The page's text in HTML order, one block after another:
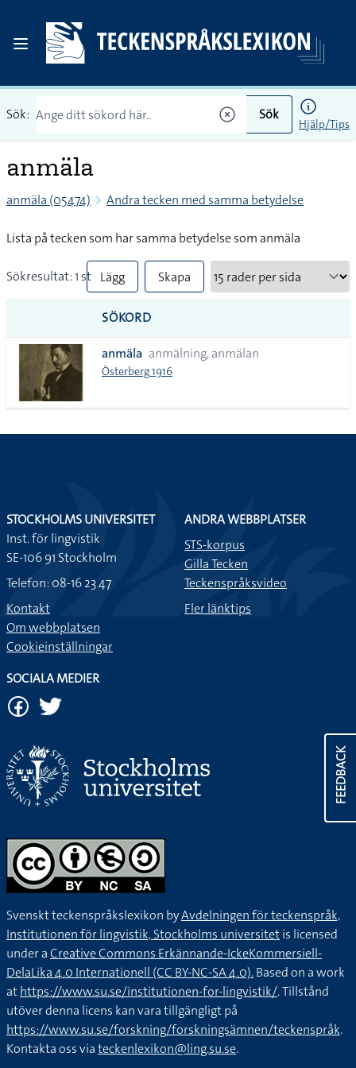
Sök: Sök
Hjälp/Tips
anmäla
anmäla (05474) Andra tecken med samma betydelse
Lista på tecken som har samma betydelse som anmäla
Sökresultat: 1 st Lägg
till
alla i
lista
Skapa
SÖKORD
anmäla anmälning, anmälan
Österberg 1916
FEEDBACK
STOCKHOLMS UNIVERSITET
Inst. för lingvistik
SE-106 91 Stockholm
Telefon: 08-16 23 47
Kontakt
Om webbplatsen
Cookieinställningar
ANDRA WEBBPLATSER
STS-korpus
Gilla Tecken
Teckenspråksvideo
Fler länktips
SOCIALA MEDIER
Svenskt teckenspråkslexikon byAvdelningen för teckenspråk,
Institutionen för lingvistik, Stockholms universitetis licensed
under aCreative Commons Erkännande-IckeKommersiell-
DelaLika 4.0 Internationell (CC BY-NC-SA 4.0).Based on a work
athttps://www.su.se/institutionen-for-lingvistik/. Tillstånd
utöver denna licens kan vara tillgängligt på
https://www.su.se/forskning/forskningsämnen/teckenspråk.
Kontakta oss viateckenlexikon@ling.su.se.